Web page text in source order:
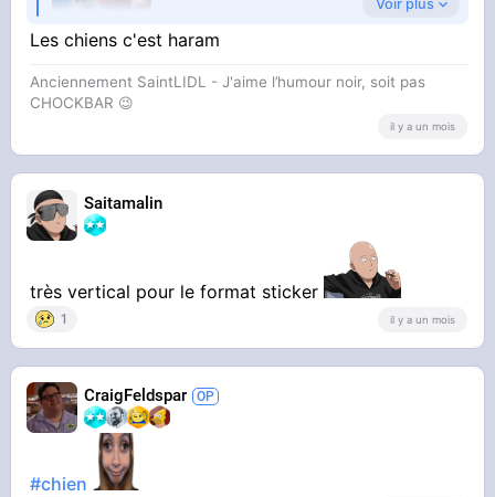
Voir plus
Les chiens c'est haram
Anciennement SaintLIDL - J'aime l’humour noir, soit pas
CHOCKBAR 😉️
il y a un mois
Saitamalin
très vertical pour le format sticker
1 il y a un mois
CraigFeldspar
#chien